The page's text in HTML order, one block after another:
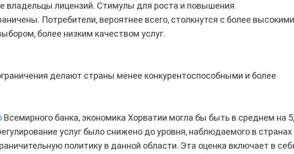
владельцы лицензий. Стимулы для роста и повышения
Потребители, вероятнее всего, столкнутся с более высокими
более низким качеством услуг.
делают страны менее конкурентоспособными и более
Всемирного банка, экономика Хорватии могла бы быть в среднем на
услуг было снижено до уровня, наблюдаемого в странах
политику в данной области. Эта оценка включает в